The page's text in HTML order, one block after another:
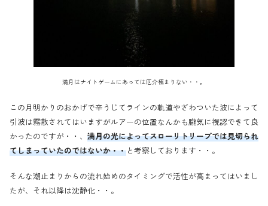
満月はナイトゲームにあっては厄介極まりない・・。
この月明かりのおかげで辛うじてラインの軌道やざわついた波によって
引波は霧散されてはいますがルアーの位置なんかも朧気に視認できて良
かったのですが・・、 満月の光によってスローリトリーブでは見切られ
てしまっていたのではないか・・と考察しております・・。
そんな潮止まりからの流れ始めのタイミングで活性が高まってはいまし
たが、それ以降は沈静化・・。